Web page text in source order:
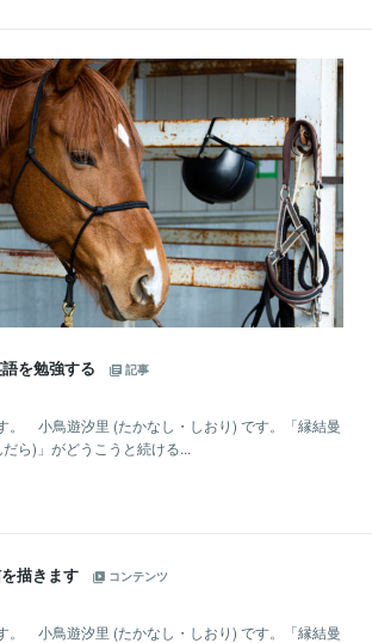
を勉強する
記事
。 小鳥遊汐里 (たかなし・しおり) です。「縁結曼
ら)」がどうこうと続ける...
描きます
コンテンツ
。 小鳥遊汐里 (たかなし・しおり) です。「縁結曼